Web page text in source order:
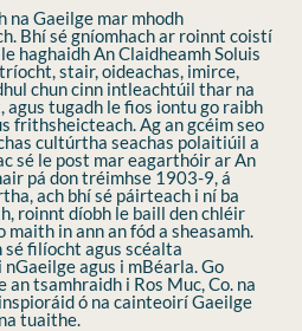
na Gaeilge mar mhodh
Bhí sé gníomhach ar roinnt coistí
haghaidh An Claidheamh Soluis
stair, oideachas, imirce,
chun cinn intleachtúil thar na
tugadh le fios iontu go raibh
frithsheicteach. Ag an gcéim seo
cultúrtha seachas polaitiúil a
sé le post mar eagarthóir ar An
pá don tréimhse 1903-9, á
ach bhí sé páirteach i ní ba
roinnt díobh le baill den chléir
maith in ann an fód a sheasamh.
sé filíocht agus scéalta
agus i mBéarla. Go
tsamhraidh i Ros Muc, Co. na
ó na cainteoirí Gaeilge
tuaithe.